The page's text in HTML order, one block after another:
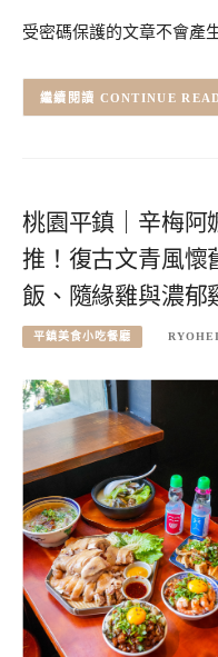
受密碼保護的文章不會產
CONTINUE
桃園平鎮｜辛梅阿
推！復古文青風懷
飯、隨緣雞與濃郁
平鎮美食小吃餐廳